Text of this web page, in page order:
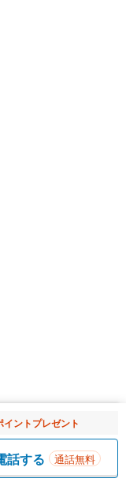
一覧を開く
ントプレゼント
話する 通話無料